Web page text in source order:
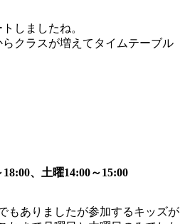
しましたね。
クラスが増えてタイムテーブル
、土曜14:00～15:00
もありましたが参加するキッズが